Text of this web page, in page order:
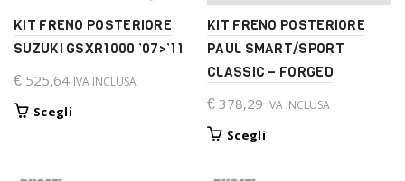
del
prodotto
del
prodotto
KIT FRENO POSTERIORE
SUZUKI GSXR1000 ’07>’11
€525,64 IVA INCLUSA
ScegliQuesto
KIT FRENO POSTERIORE
PAUL SMART/SPORT
CLASSIC – FORGED
€378,29 IVA INCLUSA
ScegliQuesto